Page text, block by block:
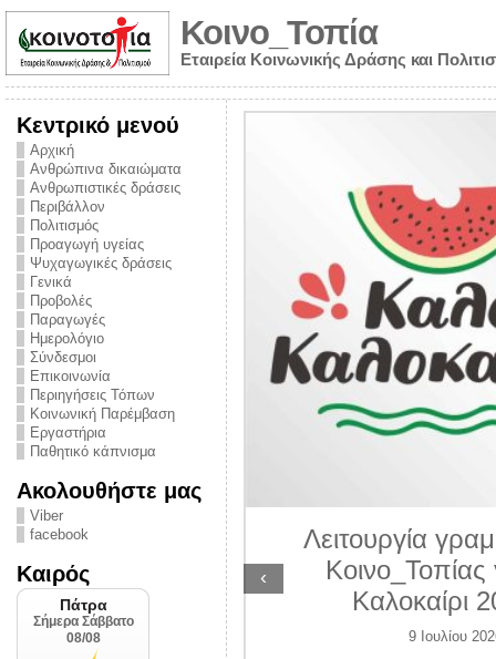
Κοινο_Τοπία
Εταιρεία Κοινωνικής Δράσης και
Κεντρικό μενού
Αρχική
Ανθρώπινα δικαιώματα
Ανθρωπιστικές δράσεις
Περιβάλλον
Πολιτισμός
Προαγωγή υγείας
Ψυχαγωγικές δράσεις
Γενικά
Προβολές
Παραγωγές
Ημερολόγιο
Σύνδεσμοι
Επικοινωνία
Περιηγήσεις Τόπων
Κοινωνική Παρέμβαση
Εργαστήρια
Παθητικό κάπνισμα
Ακολουθήστε μας
Viber
facebook
Καιρός
από την
την ημέρα
και
στο
2026
Λειτουργία
Κοινο_Τοπίας
Καλοκαίρι
9 Ιουλίου
‹